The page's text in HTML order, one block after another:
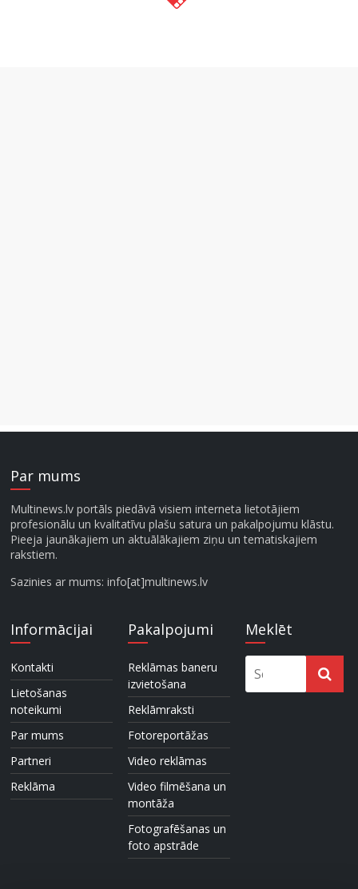
Par mums
Multinews.lv portāls piedāvā visiem interneta lietotājiem
profesionālu un kvalitatīvu plašu satura un pakalpojumu klāstu.
Pieeja jaunākajiem un aktuālākajiem ziņu un tematiskajiem
rakstiem.
Sazinies ar mums: info[at]multinews.lv
Informācijai
Kontakti
Lietošanas
noteikumi
Par mums
Partneri
Reklāma
Pakalpojumi
Reklāmas baneru
izvietošana
Reklāmraksti
Fotoreportāžas
Video reklāmas
Video filmēšana un
montāža
Fotografēšanas un
foto apstrāde
Meklēt